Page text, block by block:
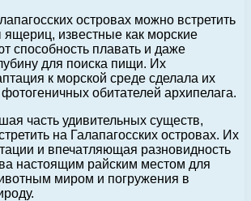
островах можно встретить
известные как морские
способность плавать и даже
для поиска пищи. Их
к морской среде сделала их
обитателей архипелага.
часть удивительных существ,
на Галапагосских островах. Их
и впечатляющая разновидность
настоящим райским местом для
миром и погружения в